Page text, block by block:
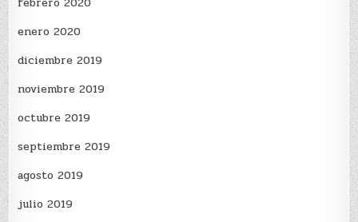
enero 2020
diciembre 2019
noviembre 2019
octubre 2019
septiembre 2019
agosto 2019
julio 2019